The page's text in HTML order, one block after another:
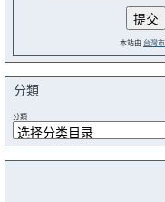
本站由 台灣
分類
分類